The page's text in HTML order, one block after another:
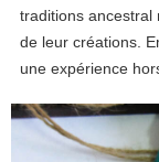
traditions ancestral
de leur créations.
une expérience